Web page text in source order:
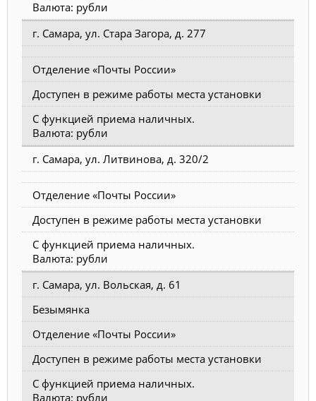
Валюта: рубли
г. Самара, ул. Стара Загора, д. 277
Отделение «Почты России»
Доступен в режиме работы места установки
С функцией приема наличных.
Валюта: рубли
г. Самара, ул. Литвинова, д. 320/2
Отделение «Почты России»
Доступен в режиме работы места установки
С функцией приема наличных.
Валюта: рубли
г. Самара, ул. Вольская, д. 61
Безымянка
Отделение «Почты России»
Доступен в режиме работы места установки
С функцией приема наличных.
Валюта: рубли